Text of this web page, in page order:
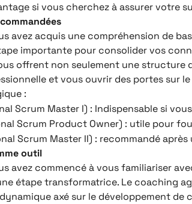
si vous cherchez à assurer votre
avez acquis une compréhension de
importante pour consolider vos
offrent non seulement une structure
et vous ouvrir des portes sur
:
Scrum Master I) : Indispensable si
Scrum Product Owner) : utile pour
Scrum Master II) : recommandé après
outil
avez commencé à vous familiariser
étape transformatrice. Le coaching
axé sur le développement